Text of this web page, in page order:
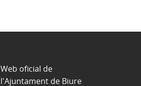
Web oficial de
l'Ajuntament de Biure